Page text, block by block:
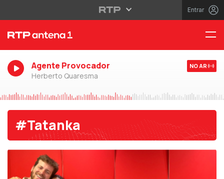
Entrar
Agente Provocador
Herberto Quaresma
NO AR
#Tatanka